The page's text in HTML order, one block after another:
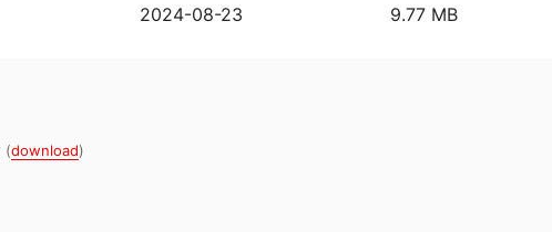
2024-08-23 9.77 MB
(download)